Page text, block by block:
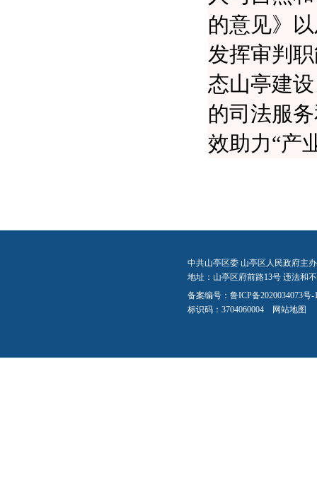
的意见》
发挥审判
态山亭建
的司法服
效助力“产
中共山亭区委 山亭区人民政府主
地址：山亭区府前路13号 违法和
备案编号： 鲁ICP备2020034073号-
标识码：3704060004 网站地图